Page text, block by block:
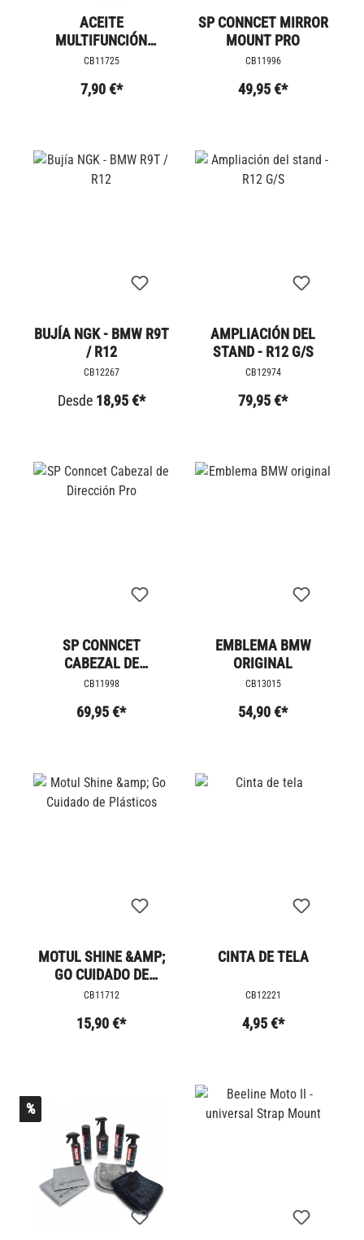
ACEITE
MULTIFUNCIÓN
MOTUL
CB11725
7,90 €*
SP CONNCET MIRROR
MOUNT PRO
CB11996
49,95 €*
BUJÍA NGK - BMW R9T
/ R12
CB12267
Desde 18,95 €*
AMPLIACIÓN DEL
STAND - R12 G/S
CB12974
79,95 €*
SP CONNCET
CABEZAL DE
DIRECCIÓN PRO
CB11998
69,95 €*
EMBLEMA BMW
ORIGINAL
CB13015
54,90 €*
MOTUL SHINE &AMP;
GO CUIDADO DE
PLÁSTICOS
CB11712
15,90 €*
CINTA DE TELA
CB12221
4,95 €*
%